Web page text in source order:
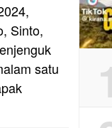
Sinto,
satu